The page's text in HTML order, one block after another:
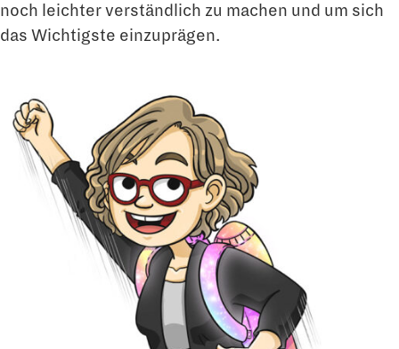
noch leichter verständlich zu machen und um sich
das Wichtigste einzuprägen.